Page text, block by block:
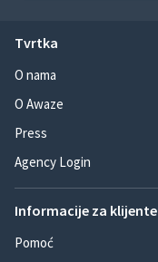
Tvrtka
O nama
O Awaze
Press
Agency Login
Informacije za klijente
Pomoć